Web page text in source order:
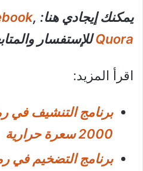
يمكنك إيجادي هنا: ,
Quoraللإستفسار
اقرأ المزيد:
2000 سعرة حرارية